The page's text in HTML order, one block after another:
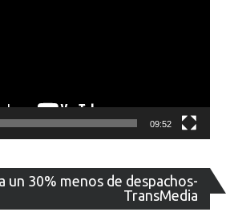
09:52
un 30% menos de despachos-
TransMedia
de